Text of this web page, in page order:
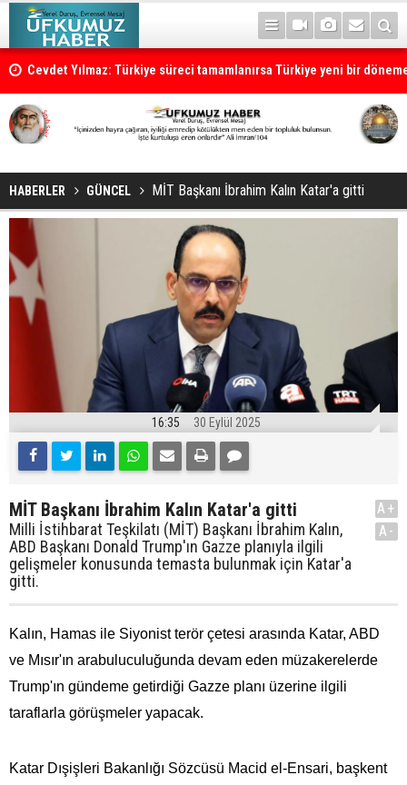
Cevdet Yılmaz: Türkiye süreci tamamlanırsa Türkiye yeni bir
HABERLER GÜNCEL MİT Başkanı İbrahim Kalın Katar'a gitti
16:35 30 Eylül 2025
MİT Başkanı İbrahim Kalın Katar'a gitti
Milli İstihbarat Teşkilatı (MİT) Başkanı İbrahim Kalın,
ABD Başkanı Donald Trump'ın Gazze planıyla ilgili
gelişmeler konusunda temasta bulunmak için Katar'a
gitti.
A+
A-
Kalın, Hamas ile Siyonist terör çetesi arasında Katar, ABD
ve Mısır'ın arabuluculuğunda devam eden müzakerelerde
Trump'ın gündeme getirdiği Gazze planı üzerine ilgili
taraflarla görüşmeler yapacak.
Katar Dışişleri Bakanlığı Sözcüsü Macid el-Ensari, başkent